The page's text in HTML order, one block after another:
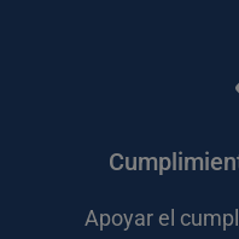
Apoyar el